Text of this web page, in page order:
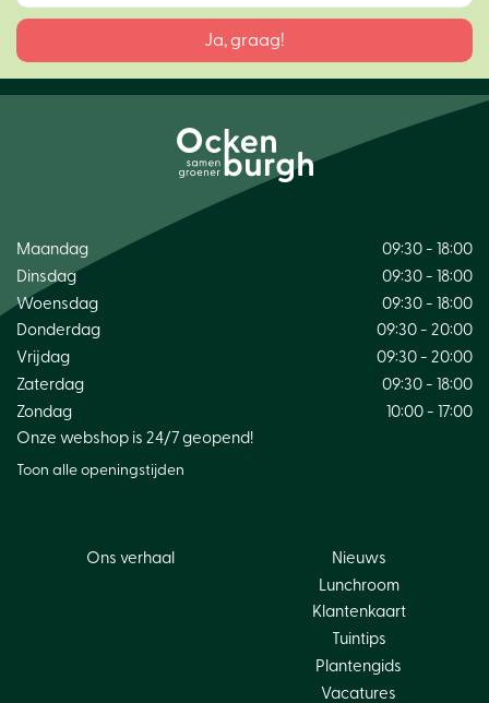
Maandag
09:30 - 18:00
Dinsdag
09:30 - 18:00
Woensdag
09:30 - 18:00
Donderdag
09:30 - 20:00
Vrijdag
09:30 - 20:00
Zaterdag
09:30 - 18:00
Zondag
10:00 - 17:00
Onze webshop is 24/7 geopend!
Toon alle openingstijden
Ons verhaal
Nieuws
Lunchroom
Klantenkaart
Tuintips
Plantengids
Vacatures